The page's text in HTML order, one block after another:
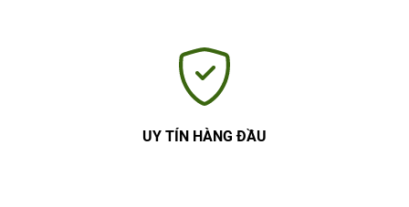
UY TÍN HÀNG ĐẦU